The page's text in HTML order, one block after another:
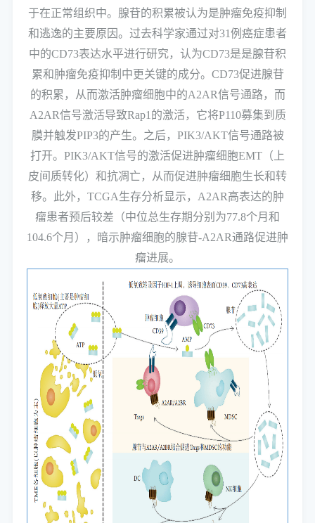
于在正常组织中。腺苷的积累被认为是肿瘤免疫抑制
和逃逸的主要原因。过去科学家通过对31例癌症患者
中的CD73表达水平进行研究，认为CD73是是腺苷积
累和肿瘤免疫抑制中更关键的成分。CD73促进腺苷
的积累，从而激活肿瘤细胞中的A2AR信号通路，而
A2AR信号激活导致Rap1的激活，它将P110募集到质
膜并触发PIP3的产生。之后，PIK3/AKT信号通路被
打开。PIK3/AKT信号的激活促进肿瘤细胞EMT（上
皮间质转化）和抗凋亡，从而促进肿瘤细胞生长和转
移。此外，TCGA生存分析显示，A2AR高表达的肿
瘤患者预后较差（中位总生存期分别为77.8个月和
104.6个月），暗示肿瘤细胞的腺苷-A2AR通路促进肿
瘤进展。